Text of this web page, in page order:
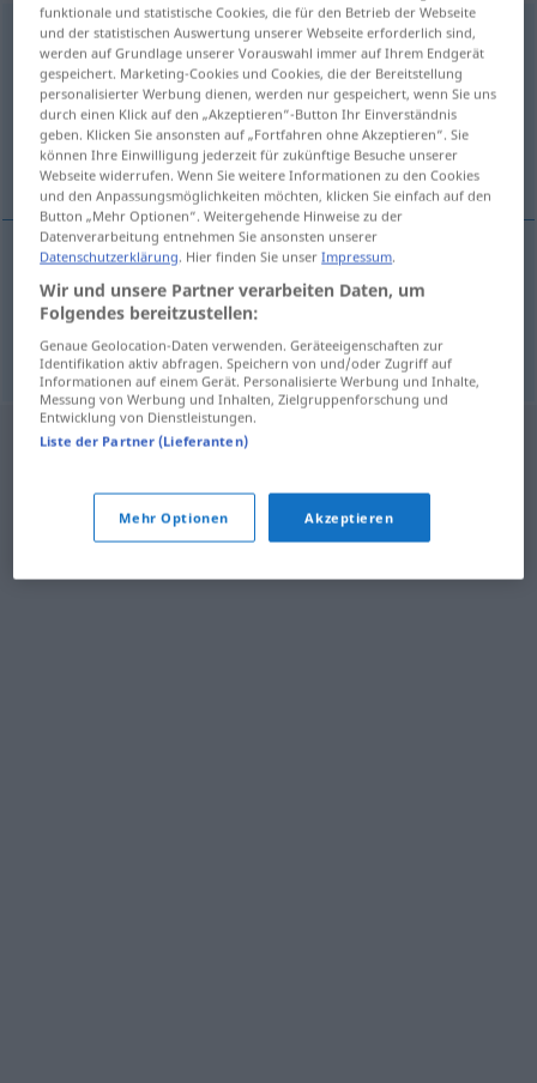
Abflussgrabenm
Übersicht aller Übersetzungen
(Für mehr Details die Übersetzung anklicken/antippen)
albañal, alcantarilla
albañalm Abflussgraben
alcantarillaf Abflussgraben
funktionale und statistische Cookies, die für den Betrieb der Webseite
und der statistischen Auswertung unserer Webseite erforderlich sind,
werden auf Grundlage unserer Vorauswahl immer auf Ihrem Endgerät
gespeichert. Marketing-Cookies und Cookies, die der Bereitstellung
personalisierter Werbung dienen, werden nur gespeichert, wenn Sie uns
durch einen Klick auf den „Akzeptieren“-Button Ihr Einverständnis
geben. Klicken Sie ansonsten auf „Fortfahren ohne Akzeptieren“. Sie
können Ihre Einwilligung jederzeit für zukünftige Besuche unserer
Webseite widerrufen. Wenn Sie weitere Informationen zu den Cookies
und den Anpassungsmöglichkeiten möchten, klicken Sie einfach auf den
Button „Mehr Optionen“. Weitergehende Hinweise zu der
Datenverarbeitung entnehmen Sie ansonsten unserer
Datenschutzerklärung. Hier finden Sie unserImpressum.
Wir und unsere Partner verarbeiten Daten, um
Folgendes bereitzustellen:
Genaue Geolocation-Daten verwenden. Geräteeigenschaften zur
Identifikation aktiv abfragen. Speichern von und/oder Zugriff auf
Informationen auf einem Gerät. Personalisierte Werbung und Inhalte,
Messung von Werbung und Inhalten, Zielgruppenforschung und
Entwicklung von Dienstleistungen.
Liste der Partner (Lieferanten)
Mehr Optionen Akzeptieren